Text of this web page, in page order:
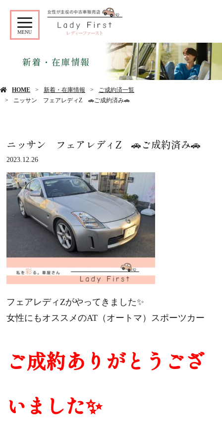
MENU
新着・在庫情報
HOME 新着・在庫情報
ご成約済一覧
ニッサン フェアレディZ 🚗ご成約済み🚗
ニッサン フェアレディZ 🚗ご成約済み🚗
2023.12.26
フェアレディZがやってきました✨
女性にもオススメのAT（オートマ）スポーツカー
ご成約ありがとうござ
いました✨